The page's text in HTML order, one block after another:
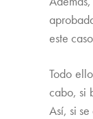
este
Todo
cabo, si
Así, si